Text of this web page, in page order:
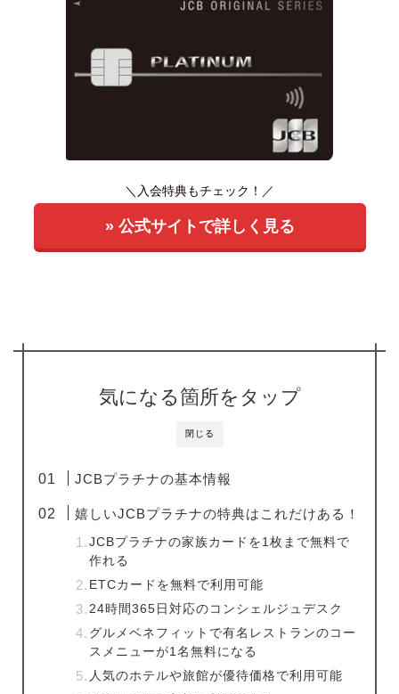
＼入会特典もチェック！／
» 公式サイトで詳しく見る
閉じる
気になる箇所をタップ
JCBプラチナの基本情報
嬉しいJCBプラチナの特典はこれだけある！
JCBプラチナの家族カードを1枚まで無料で
作れる
ETCカードを無料で利用可能
24時間365日対応のコンシェルジュデスク
グルメベネフィットで有名レストランのコー
スメニューが1名無料になる
人気のホテルや旅館が優待価格で利用可能